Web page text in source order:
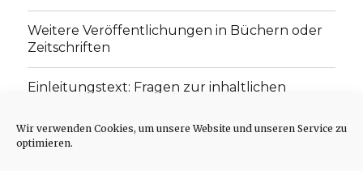
Wir verwenden Cookies, um unsere Website und unseren Service zu
optimieren.
Weitere Veröffentlichungen in Büchern oder
Zeitschriften
Einleitungstext: Fragen zur inhaltlichen
„schwachen Glaubens“